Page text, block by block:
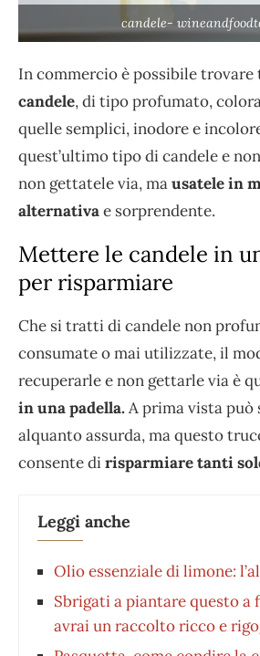
candele-
In commercio è possibile
candele, di tipo profumato,
quelle semplici, inodore e
quest’ultimo tipo di candele e
non gettatele via, mausatele in
alternativae sorprendente.
Mettere le candele in
per risparmiare
Che si tratti di candele non
consumate o mai utilizzate, il
recuperarle e non gettarle via è
in una padella. A prima vista può
alquanto assurda, ma questo
consente dirisparmiare tanti
Leggi anche
Olio essenziale di limone:
Sbrigati a piantare questo a
avrai un raccolto ricco e